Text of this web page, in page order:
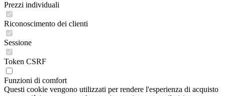
Prezzi individuali
Riconoscimento dei clienti
Sessione
Token CSRF
Funzioni di comfort
Questi cookie vengono utilizzati per rendere l'esperienza di acquisto